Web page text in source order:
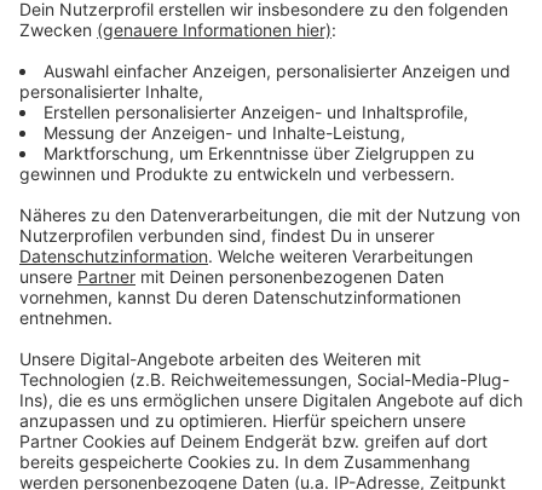
diese Taten auf den 17.01. zwischen 15 Uhr und 18 Uhr
eingegrenzt werden. Auch im Bereich der Warendorfer
Straße und Korduanenstraße wurden weitere
Schmierereien angezeigt.
Anzeige
Die Polizei bittet mögliche Zeuginnen und Zeugen, die
Rufnummer 0251/275-0 zu melden.
Anzeige